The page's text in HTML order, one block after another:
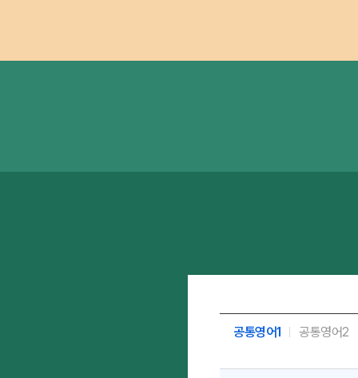
공통영어1 공통영어2